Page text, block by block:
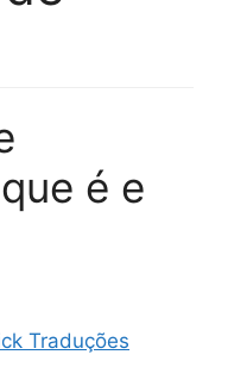
é e
Traduções